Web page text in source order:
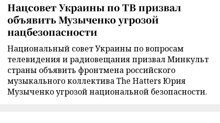
Нацсовет Украины по ТВ призвал
объявить Музыченко угрозой
нацбезопасности
Национальный совет Украины по вопросам
телевидения и радиовещания призвал Минкульт
страны объявить фронтмена российского
музыкального коллектива The Hatters Юрия
Музыченко угрозой национальной безопасности.